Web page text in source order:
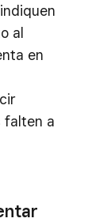
al
en
falten a